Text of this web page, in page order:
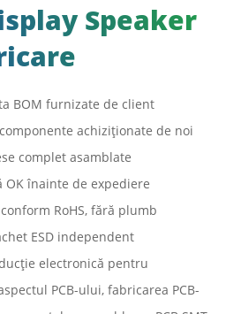
Speaker
BOM furnizate de client
achiziționate de noi
complet asamblate
OK înainte de expediere
RoHS, fără plumb
ESD independent
electronică pentru
PCB-ului, fabricarea PCB-